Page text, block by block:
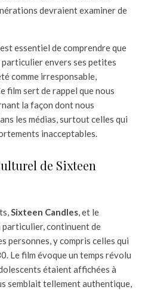
devraient examiner de
essentiel de comprendre que
particulier envers ses petites
comme irresponsable,
film sert de rappel que nous
la façon dont nous
les médias, surtout celles qui
inacceptables.
de Sixteen
Sixteen Candles, et le
particulier, continuent de
personnes, y compris celles qui
Le film évoque un temps révolu
étaient affichées à
semblait tellement authentique,